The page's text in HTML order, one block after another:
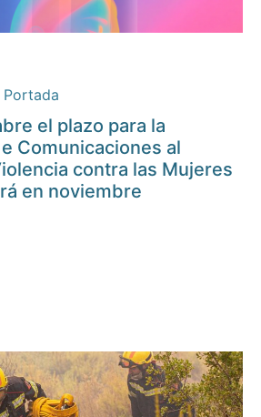
Portada
el plazo para la
Comunicaciones al
contra las Mujeres
en noviembre